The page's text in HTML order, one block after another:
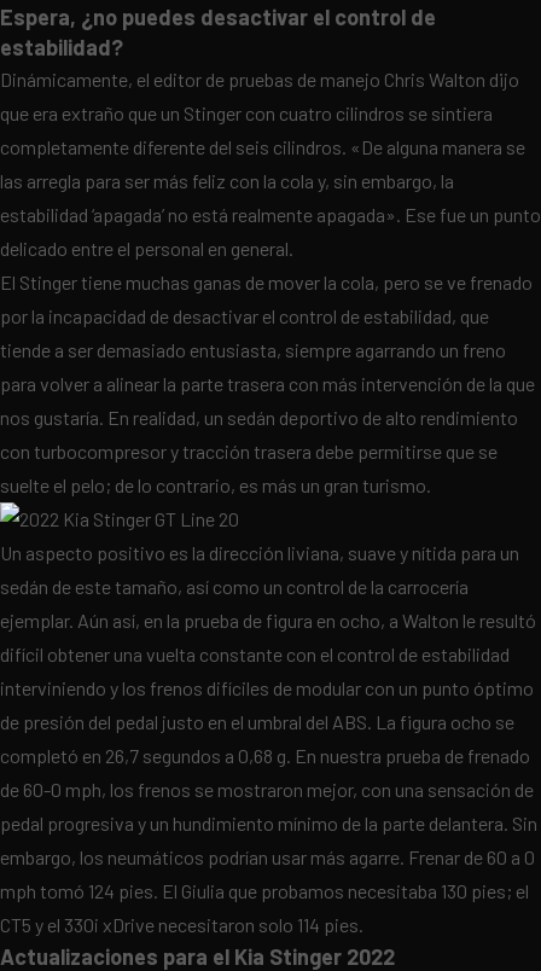
Espera, ¿no puedes desactivar el control de
estabilidad?
Dinámicamente, el editor de pruebas de manejo Chris Walton dijo
que era extraño que un Stinger con cuatro cilindros se sintiera
completamente diferente del seis cilindros. «De alguna manera se
las arregla para ser más feliz con la cola y, sin embargo, la
estabilidad ‘apagada’ no está realmente apagada». Ese fue un punto
delicado entre el personal en general.
El Stinger tiene muchas ganas de mover la cola, pero se ve frenado
por la incapacidad de desactivar el control de estabilidad, que
tiende a ser demasiado entusiasta, siempre agarrando un freno
para volver a alinear la parte trasera con más intervención de la que
nos gustaría. En realidad, un sedán deportivo de alto rendimiento
con turbocompresor y tracción trasera debe permitirse que se
suelte el pelo; de lo contrario, es más un gran turismo.
Un aspecto positivo es la dirección liviana, suave y nítida para un
sedán de este tamaño, así como un control de la carrocería
ejemplar. Aún así, en la prueba de figura en ocho, a Walton le resultó
difícil obtener una vuelta constante con el control de estabilidad
interviniendo y los frenos difíciles de modular con un punto óptimo
de presión del pedal justo en el umbral del ABS. La figura ocho se
completó en 26,7 segundos a 0,68 g. En nuestra prueba de frenado
de 60-0 mph, los frenos se mostraron mejor, con una sensación de
pedal progresiva y un hundimiento mínimo de la parte delantera. Sin
embargo, los neumáticos podrían usar más agarre. Frenar de 60 a 0
mph tomó 124 pies. El Giulia que probamos necesitaba 130 pies; el
CT5 y el 330i xDrive necesitaron solo 114 pies.
Actualizaciones para el Kia Stinger 2022